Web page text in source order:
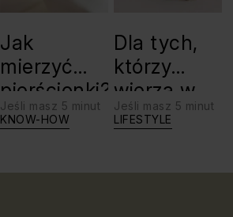
Jak
mierzyć
pierścionki?
Jeśli masz 5 minut
KNOW-HOW
Dla tych,
którzy
wierzą w
swoje siły:
Jeśli masz 5 minut
LIFESTYLE